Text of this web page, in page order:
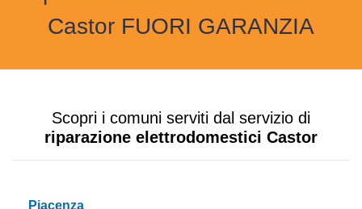
Castor FUORI GARANZIA
Scopri i comuni serviti dal servizio di
riparazione elettrodomestici Castor
Piacenza